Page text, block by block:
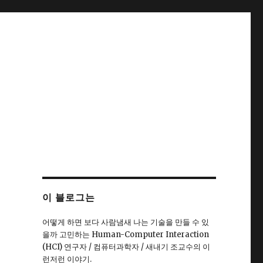
이 블로그는
어떻게 하면 보다 사람냄새 나는 기술을 만들 수 있
을까 고민하는 Human-Computer Interaction
(HCI) 연구자 / 컴퓨터과학자 / 새내기 조교수의 이
런저런 이야기.